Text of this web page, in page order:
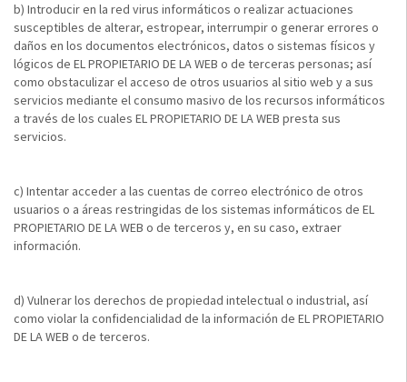
b) Introducir en la red virus informáticos o realizar actuaciones
susceptibles de alterar, estropear, interrumpir o generar errores o
daños en los documentos electrónicos, datos o sistemas físicos y
lógicos de EL PROPIETARIO DE LA WEB o de terceras personas; así
como obstaculizar el acceso de otros usuarios al sitio web y a sus
servicios mediante el consumo masivo de los recursos informáticos
a través de los cuales EL PROPIETARIO DE LA WEB presta sus
servicios.
c) Intentar acceder a las cuentas de correo electrónico de otros
usuarios o a áreas restringidas de los sistemas informáticos de EL
PROPIETARIO DE LA WEB o de terceros y, en su caso, extraer
información.
d) Vulnerar los derechos de propiedad intelectual o industrial, así
como violar la confidencialidad de la información de EL PROPIETARIO
DE LA WEB o de terceros.